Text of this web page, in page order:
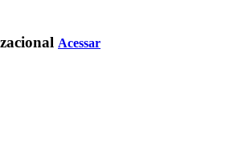
Acessar